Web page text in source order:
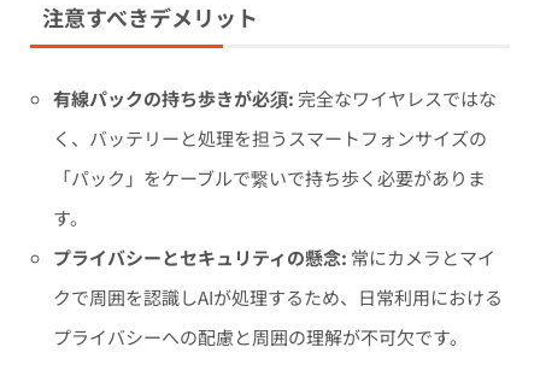
注意すべきデメリット
有線パックの持ち歩きが必須: 完全なワイヤレスではな
く、バッテリーと処理を担うスマートフォンサイズの
「パック」をケーブルで繋いで持ち歩く必要がありま
す。
プライバシーとセキュリティの懸念: 常にカメラとマイ
クで周囲を認識しAIが処理するため、日常利用における
プライバシーへの配慮と周囲の理解が不可欠です。